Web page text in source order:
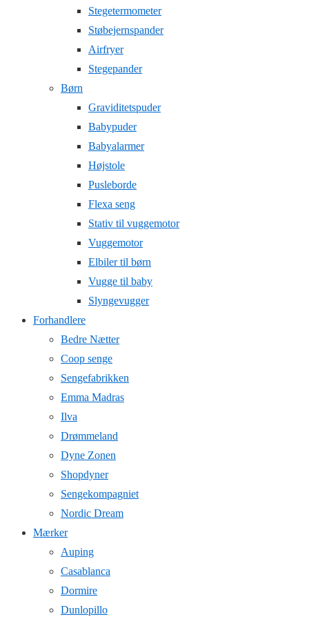
Stegetermometer
Støbejernspander
Airfryer
Stegepander
Børn
Graviditetspuder
Babypuder
Babyalarmer
Højstole
Pusleborde
Flexa seng
Stativ til vuggemotor
Vuggemotor
Elbiler til børn
Vugge til baby
Slyngevugger
Forhandlere
Bedre Nætter
Coop senge
Sengefabrikken
Emma Madras
Ilva
Drømmeland
Dyne Zonen
Shopdyner
Sengekompagniet
Nordic Dream
Mærker
Auping
Casablanca
Dormire
Dunlopillo